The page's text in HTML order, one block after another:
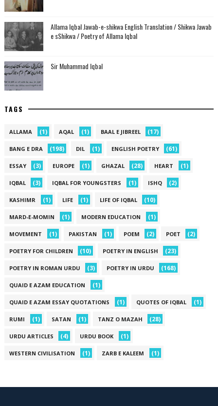
Allama Iqbal Jawab-e-shikwa English Translation / Shikwa Jawab
e sShikwa / Poetry of Allama Iqbal
Sir Muhammad Iqbal
TAGS
ALLAMA (1) AQAL (1) BAAL E JIBREEL (17)
BANG E DRA (198) DIL (1) ENGLISH POETRY (61)
ESSAY (3) EUROPE (1) GHAZAL (28) HEART (1)
IQBAL (3) IQBAL FOR YOUNGSTERS (1) ISHQ (2)
KASHIMR (1) LIFE (1) LIFE OF IQBAL (10)
MARD-E-MOMIN (1) MODERN EDUCATION (1)
MOVEMENT (1) PAKISTAN (1) POEM (2) POET (2)
POETRY FOR CHILDREN (10) POETRY IN ENGLISH (23)
POETRY IN ROMAN URDU (3) POETRY IN URDU (168)
QUAID E AZAM EDUCATION (1)
QUAID E AZAM ESSAY QUOTATIONS (1) QUOTES OF IQBAL (1)
RUMI (1) SATAN (1) TANZ O MAZAH (28)
URDU ARTICLES (4) URDU BOOK (1)
WESTERN CIVILISATION (1) ZARB E KALEEM (1)